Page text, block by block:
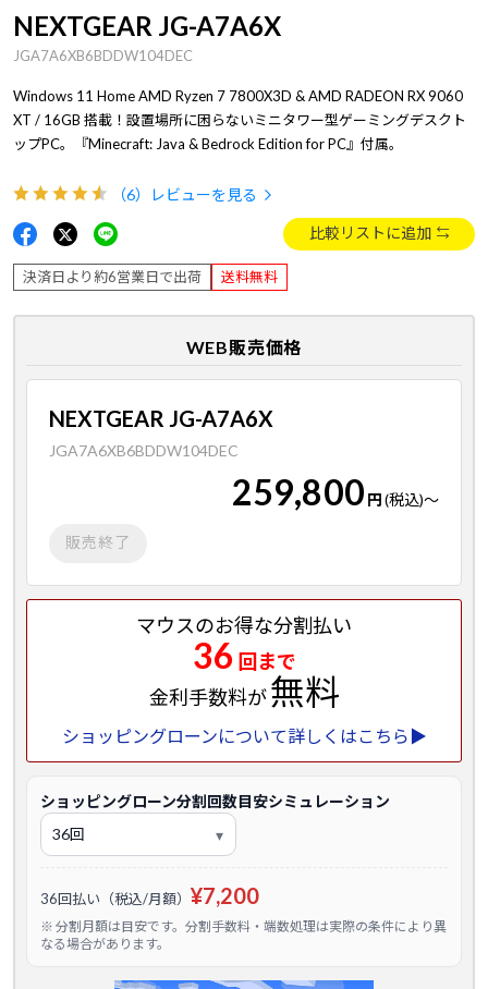
NEXTGEAR JG-A7A6X
JGA7A6XB6BDDW104DEC
Windows 11 Home AMD Ryzen 7 7800X3D & AMD RADEON RX 9060
XT / 16GB 搭載！設置場所に困らないミニタワー型ゲーミングデスクト
ップPC。『Minecraft: Java & Bedrock Edition for PC』付属。
（6） レビューを見る
比較リストに追加
決済日より約6営業日で出荷 送料無料
WEB販売価格
NEXTGEAR JG-A7A6X
JGA7A6XB6BDDW104DEC
259,800 円(税込)～
販売終了
マウスのお得な分割払い
36 回まで
金利手数料が無料
ショッピングローンについて詳しくはこちら▶
ショッピングローン分割回数目安シミュレーション
36回払い（税込/月額） ¥7,200
※ 分割月額は目安です。分割手数料・端数処理は実際の条件により異
なる場合があります。